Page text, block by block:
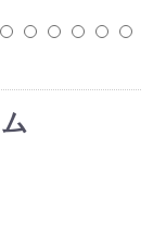
13 14 15 16 17
18